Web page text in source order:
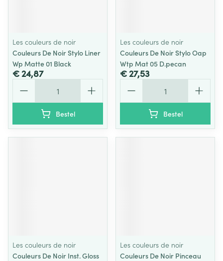
Les couleurs de noir
Couleurs De Noir Stylo Liner
Wp Matte 01 Black
€ 24,87
Bestel
Les couleurs de noir
Couleurs De Noir Stylo Oap
Wtp Mat 05 D.pecan
€ 27,53
Bestel
Les couleurs de noir
Couleurs De Noir Inst. Gloss
Les couleurs de noir
Couleurs De Noir Pinceau